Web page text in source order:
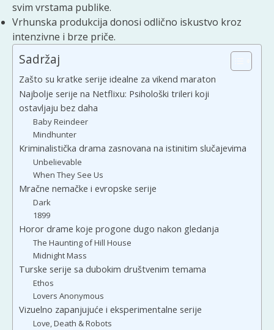
svim vrstama publike.
Vrhunska produkcija donosi odlično iskustvo kroz
intenzivne i brze priče.
Sadržaj
Zašto su kratke serije idealne za vikend maraton
Najbolje serije na Netflixu: Psihološki trileri koji
ostavljaju bez daha
Baby Reindeer
Mindhunter
Kriminalistička drama zasnovana na istinitim slučajevima
Unbelievable
When They See Us
Mračne nemačke i evropske serije
Dark
1899
Horor drame koje progone dugo nakon gledanja
The Haunting of Hill House
Midnight Mass
Turske serije sa dubokim društvenim temama
Ethos
Lovers Anonymous
Vizuelno zapanjujuće i eksperimentalne serije
Love, Death & Robots